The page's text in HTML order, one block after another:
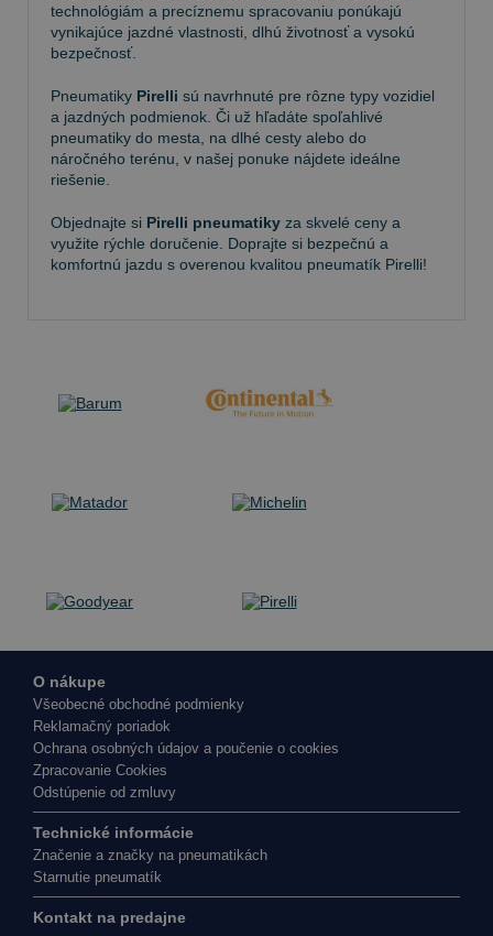
technológiám a precíznemu spracovaniu ponúkajú
vynikajúce jazdné vlastnosti, dlhú životnosť a vysokú
bezpečnosť.
Pneumatiky Pirelli sú navrhnuté pre rôzne typy vozidiel
a jazdných podmienok. Či už hľadáte spoľahlivé
pneumatiky do mesta, na dlhé cesty alebo do
náročného terénu, v našej ponuke nájdete ideálne
riešenie.
Objednajte si Pirelli pneumatiky za skvelé ceny a
využite rýchle doručenie. Doprajte si bezpečnú a
komfortnú jazdu s overenou kvalitou pneumatík Pirelli!
O nákupe
Všeobecné obchodné podmienky
Reklamačný poriadok
Ochrana osobných údajov a poučenie o cookies
Zpracovanie Cookies
Odstúpenie od zmluvy
Technické informácie
Značenie a značky na pneumatikách
Starnutie pneumatík
Kontakt na predajne